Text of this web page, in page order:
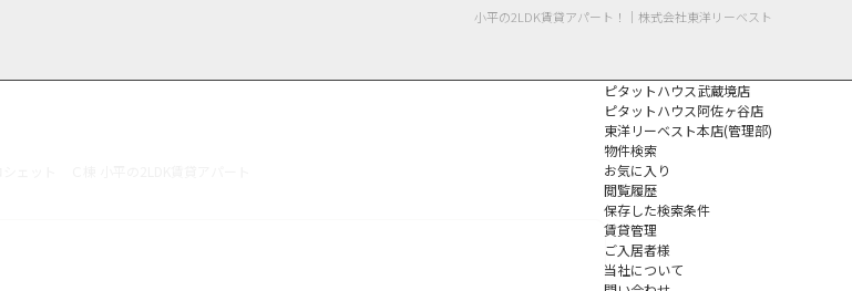
小平の2LDK賃貸アパート！｜株式会社東洋リーベスト
ピタットハウス武蔵境店
ピタットハウス阿佐ヶ谷店
東洋リーベスト本店(管理部)
物件検索
お気に入り
閲覧履歴
保存した検索条件
賃貸管理
ご入居者様
当社について